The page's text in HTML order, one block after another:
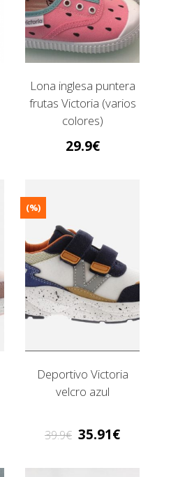
Lona inglesa puntera
frutas Victoria (varios
colores)
29.9
Deportivo Victoria
velcro azul
(%)
39.9 35.91